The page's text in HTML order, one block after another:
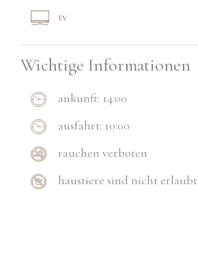
tv
Wichtige Informationen
ankunft: 14:00
ausfahrt: 10:00
rauchen verboten
haustiere sind nicht erlaubt